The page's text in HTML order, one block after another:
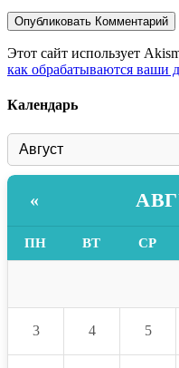
Этот сайт использует
как обрабатываются ваши
Календарь
«
ПН ВТ СР
3 4 5